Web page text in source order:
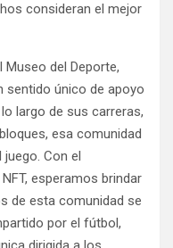
consideran el mejor
del Deporte,
sentido único de apoyo
largo de sus carreras,
esa comunidad
Con el
esperamos brindar
de esta comunidad se
por el fútbol,